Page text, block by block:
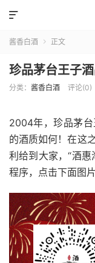

酱香白酒  正文
珍品茅台王子
分类： 酱香白酒 评论(0)
2004年，珍品茅
的酒质如何！在这
利给到大家，“酒
程序，点击下面图